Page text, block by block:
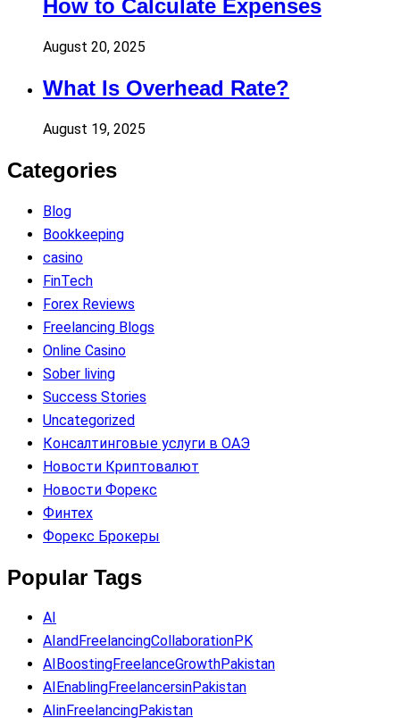
How to Calculate Expenses
August 20, 2025
What Is Overhead Rate?
August 19, 2025
Categories
Blog
Bookkeeping
casino
FinTech
Forex Reviews
Freelancing Blogs
Online Casino
Sober living
Success Stories
Uncategorized
Консалтинговые услуги в ОАЭ
Новости Криптовалют
Новости Форекс
Финтех
Форекс Брокеры
Popular Tags
AI
AIandFreelancingCollaborationPK
AIBoostingFreelanceGrowthPakistan
AIEnablingFreelancersinPakistan
AIinFreelancingPakistan